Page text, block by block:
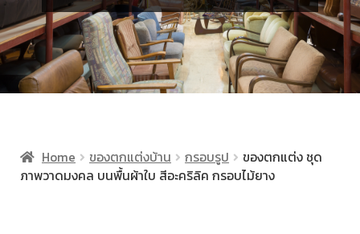
Home ของตกแต่งบ้าน กรอบรูป
ของตกแต่ง ชุด
ภาพวาดมงคล บนพื้นผ้าใบ สีอะคริลิค กรอบไม้ยาง